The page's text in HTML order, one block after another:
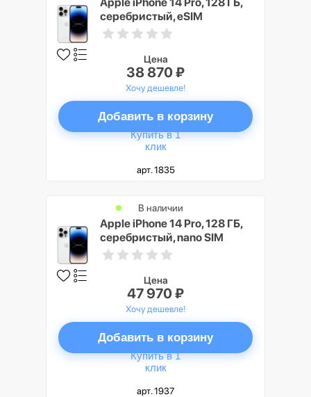
серебристый, eSIM
Цена
38 870 ₽
Хочу дешевле!
Добавить в корзину
Купить в 1
клик
арт. 1835
Apple iPhone 14 Pro, 128 ГБ,
серебристый, nano SIM
В наличии
Цена
47 970 ₽
Хочу дешевле!
Добавить в корзину
Купить в 1
клик
арт. 1937